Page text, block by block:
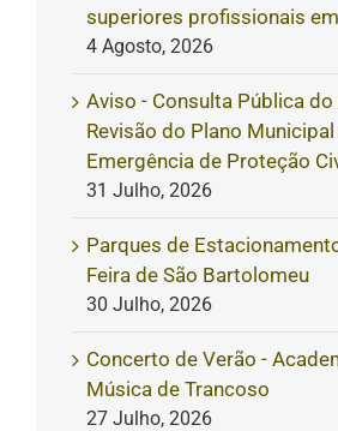
superiores profissionais
4 Agosto, 2026
Aviso - Consulta Pública
Revisão do Plano
Emergência de Proteção
31 Julho, 2026
Parques de
Feira de São Bartolomeu
30 Julho, 2026
Concerto de Verão -
Música de Trancoso
27 Julho, 2026